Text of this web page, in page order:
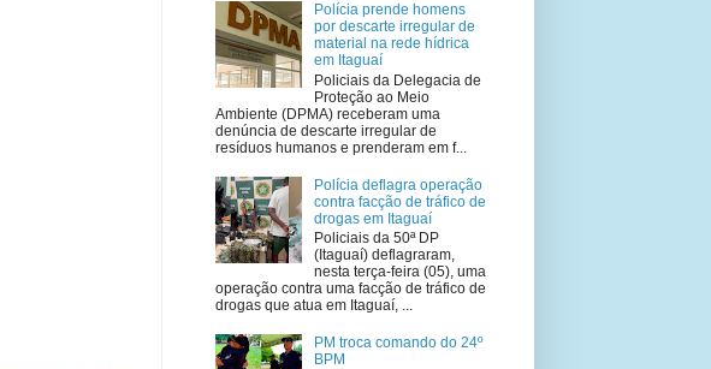
Polícia prende homens
por descarte irregular de
material na rede hídrica
em Itaguaí
Policiais da Delegacia de
Proteção ao Meio
Ambiente (DPMA) receberam uma
denúncia de descarte irregular de
resíduos humanos e prenderam em f...
Polícia deflagra operação
contra facção de tráfico de
drogas em Itaguaí
Policiais da 50ª DP
(Itaguaí) deflagraram,
nesta terça-feira (05), uma
operação contra uma facção de tráfico de
drogas que atua em Itaguaí, ...
PM troca comando do 24º
BPM